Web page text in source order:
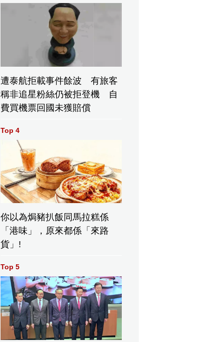
遭泰航拒載事件餘波 有旅客
稱非追星粉絲仍被拒登機 自
費買機票回國未獲賠償
Top 4
你以為焗豬扒飯同馬拉糕係
「港味」，原來都係「來路
貨」!
Top 5